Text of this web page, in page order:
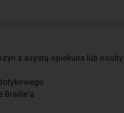
z asystą opiekuna lub